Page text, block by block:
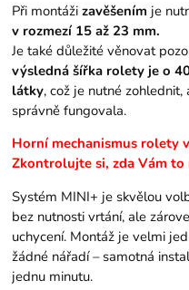
Při montážizavěšením je
v rozmezí 15 až 23 mm.
Je také důležité věnovat
výsledná šířka rolety je o
látky, což je nutné
správně fungovala.
Horní mechanismus rolety
Zkontrolujte si, zda Vám
Systém MINI+ je skvělou
bez nutnosti vrtání, ale
uchycení. Montáž je velmi
žádné nářadí – samotná
jednu minutu.